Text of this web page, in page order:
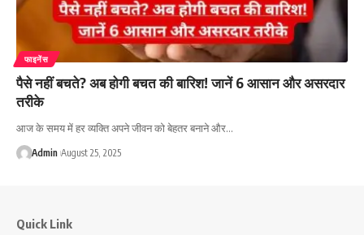
फाइनेंस
पैसे नहीं बचते? अब होगी बचत की बारिश! जानें 6 आसान और असरदार
तरीके
आज के समय में हर व्यक्ति अपने जीवन को बेहतर बनाने और…
Admin August 25, 2025
Quick Link